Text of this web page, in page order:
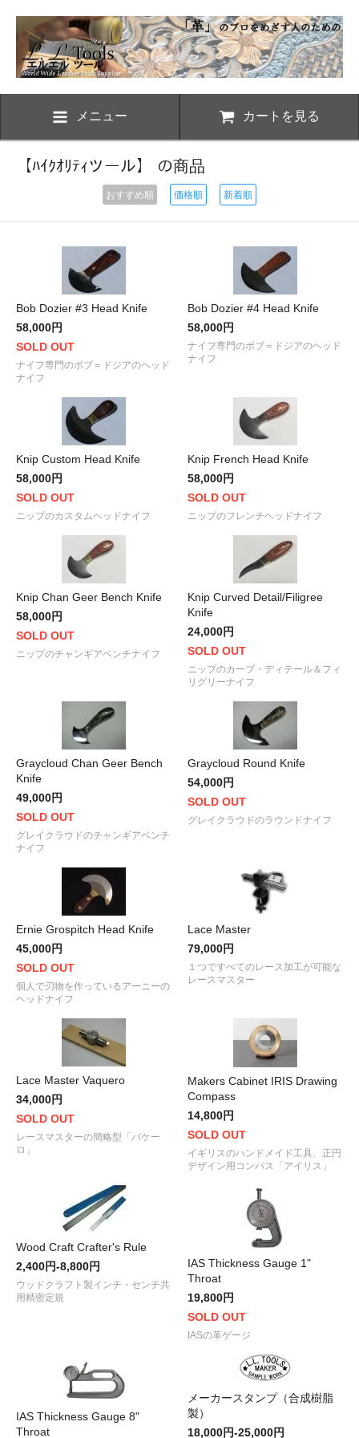
メニュー カートを見る
【ﾊｲｸｵﾘﾃｨツール】 の商品
おすすめ順 価格順 新着順
Bob Dozier #3 Head Knife
58,000円
SOLD OUT
ナイフ専門のボブ＝ドジアのヘッド
ナイフ
Bob Dozier #4 Head Knife
58,000円
ナイフ専門のボブ＝ドジアのヘッド
ナイフ
Knip Custom Head Knife
58,000円
SOLD OUT
ニップのカスタムヘッドナイフ
Knip French Head Knife
58,000円
SOLD OUT
ニップのフレンチヘッドナイフ
Knip Chan Geer Bench Knife
58,000円
SOLD OUT
ニップのチャンギアベンチナイフ
Knip Curved Detail/Filigree
Knife
24,000円
SOLD OUT
ニップのカーブ・ディテール＆フィ
リグリーナイフ
Graycloud Chan Geer Bench
Knife
49,000円
SOLD OUT
グレイクラウドのチャンギアベンチ
ナイフ
Graycloud Round Knife
54,000円
SOLD OUT
グレイクラウドのラウンドナイフ
Ernie Grospitch Head Knife
45,000円
SOLD OUT
個人で刃物を作っているアーニーの
ヘッドナイフ
Lace Master
79,000円
１つですべてのレース加工が可能な
レースマスター
Lace Master Vaquero
34,000円
SOLD OUT
レースマスターの簡略型「バケー
ロ」
Makers Cabinet IRIS Drawing
Compass
14,800円
SOLD OUT
イギリスのハンドメイド工具、正円
デザイン用コンパス「アイリス」
Wood Craft Crafter's Rule
2,400円-8,800円
ウッドクラフト製インチ・センチ共
用精密定規
IAS Thickness Gauge 1"
Throat
19,800円
SOLD OUT
IASの革ゲージ
IAS Thickness Gauge 8"
Throat
メーカースタンプ（合成樹脂
製）
18,000円-25,000円